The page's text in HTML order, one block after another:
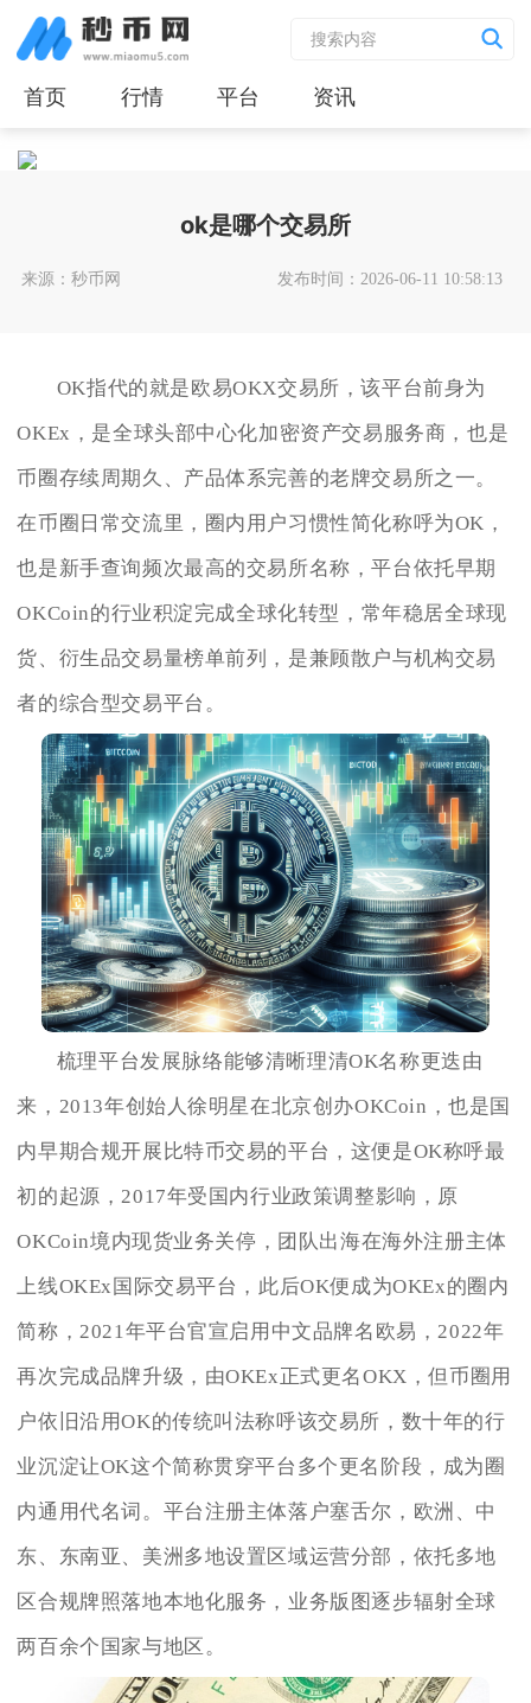
首页 行情 平台 资讯
ok是哪个交易所
来源：秒币网 发布时间：2026-06-11 10:58:13
OK指代的就是欧易OKX交易所，该平台前身为
OKEx，是全球头部中心化加密资产交易服务商，也是
币圈存续周期久、产品体系完善的老牌交易所之一。
在币圈日常交流里，圈内用户习惯性简化称呼为OK，
也是新手查询频次最高的交易所名称，平台依托早期
OKCoin的行业积淀完成全球化转型，常年稳居全球现
货、衍生品交易量榜单前列，是兼顾散户与机构交易
者的综合型交易平台。
梳理平台发展脉络能够清晰理清OK名称更迭由
来，2013年创始人徐明星在北京创办OKCoin，也是国
内早期合规开展比特币交易的平台，这便是OK称呼最
初的起源，2017年受国内行业政策调整影响，原
OKCoin境内现货业务关停，团队出海在海外注册主体
上线OKEx国际交易平台，此后OK便成为OKEx的圈内
简称，2021年平台官宣启用中文品牌名欧易，2022年
再次完成品牌升级，由OKEx正式更名OKX，但币圈用
户依旧沿用OK的传统叫法称呼该交易所，数十年的行
业沉淀让OK这个简称贯穿平台多个更名阶段，成为圈
内通用代名词。平台注册主体落户塞舌尔，欧洲、中
东、东南亚、美洲多地设置区域运营分部，依托多地
区合规牌照落地本地化服务，业务版图逐步辐射全球
两百余个国家与地区。